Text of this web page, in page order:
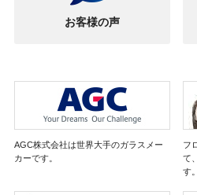
お客様の声
AGC株式会社は世界大手のガラスメー
カーです。
フ
て
す。